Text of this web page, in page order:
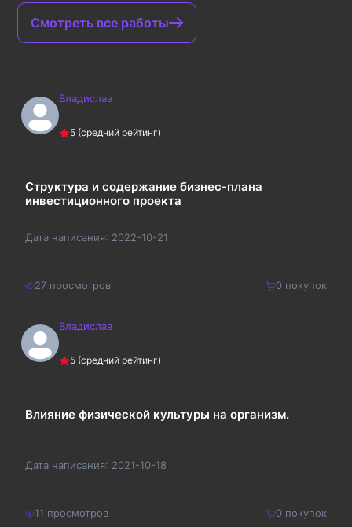
Смотреть все работы
Владислав
5 (средний рейтинг)
Структура и содержание бизнес-плана
инвестиционного проекта
Дата написания: 2022-10-21
27 просмотров 0покупок
150₽Владислав
5 (средний рейтинг)
Влияние физической культуры на организм.
Дата написания: 2021-10-18
11 просмотров 0покупок